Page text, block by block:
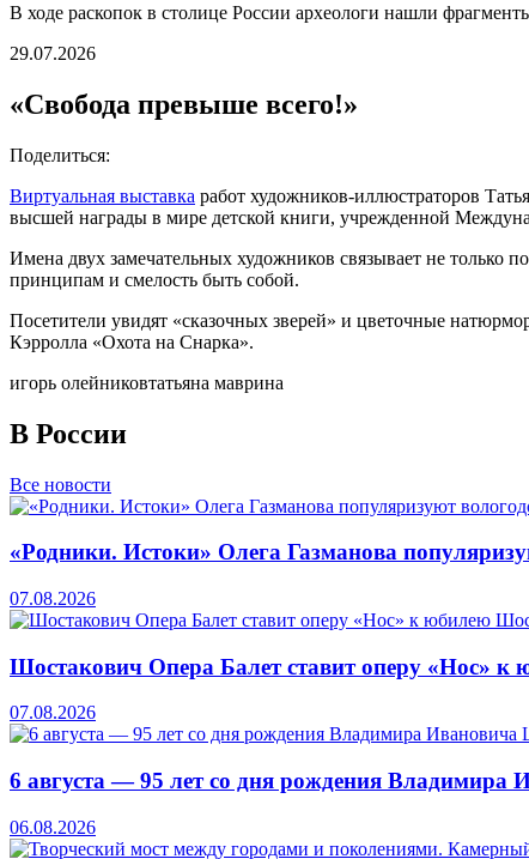
В ходе раскопок в столице России археологи нашли
29.07.2026
«Свобода превыше всего!»
Поделиться:
Виртуальная выставка работ художников-иллюстраторов
высшей награды в мире детской книги, учрежденной
Имена двух замечательных художников связывает не только
принципам и смелость быть собой.
Посетители увидят «сказочных зверей» и цветочные
Кэрролла «Охота на Снарка».
игорь олейниковтатьяна маврина
В России
Все новости
«Родники. Истоки» Олега Газманова
07.08.2026
Шостакович Опера Балет ставит оперу «Нос»
07.08.2026
6 августа — 95 лет со дня рождения Владимира
06.08.2026